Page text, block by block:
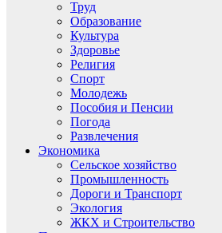
Труд
Образование
Культура
Здоровье
Религия
Спорт
Молодежь
Пособия и Пенсии
Погода
Развлечения
Экономика
Сельское хозяйство
Промышленность
Дороги и Транспорт
Экология
ЖКХ и Строительство